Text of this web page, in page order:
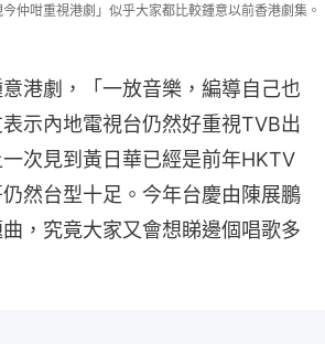
仲咁重視港劇」似乎大家都比較鍾意以前香港劇集。
港劇，「一放音樂，編導自己也
示內地電視台仍然好重視TVB出
次見到黃日華已經是前年HKTV
然台型十足。今年台慶由陳展鵬
，究竟大家又會想睇邊個唱歌多